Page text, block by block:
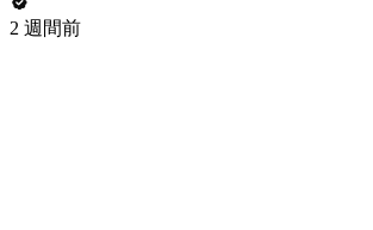
2 週間前